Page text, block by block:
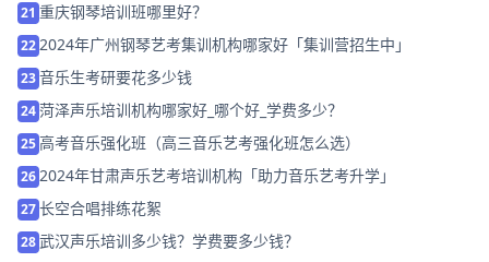
21 重庆钢琴培训班哪里好？
222024年广州钢琴艺考集训机构哪家好「集训营招生中」
23音乐生考研要花多少钱
24菏泽声乐培训机构哪家好_哪个好_学费多少？
25高考音乐强化班（高三音乐艺考强化班怎么选）
262024年甘肃声乐艺考培训机构「助力音乐艺考升学」
27长空合唱排练花絮
28武汉声乐培训多少钱？学费要多少钱？